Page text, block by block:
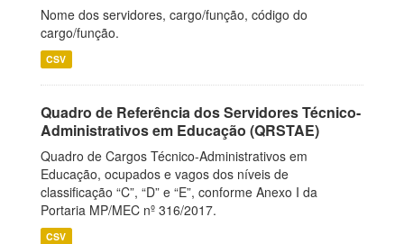
Nome dos servidores, cargo/função, código do
cargo/função.
CSV
Quadro de Referência dos Servidores Técnico-
Administrativos em Educação (QRSTAE)
Quadro de Cargos Técnico-Administrativos em
Educação, ocupados e vagos dos níveis de
classificação “C”, “D” e “E”, conforme Anexo I da
Portaria MP/MEC nº 316/2017.
CSV